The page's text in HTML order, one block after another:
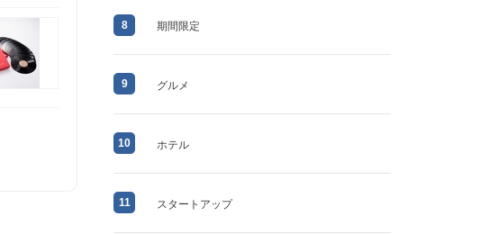
8 期間限定
9 グルメ
10 ホテル
11 スタートアップ